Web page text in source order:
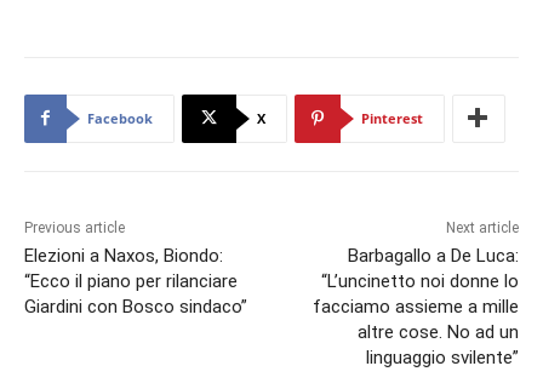
Facebook X Pinterest
Previous article
Elezioni a Naxos, Biondo:
“Ecco il piano per rilanciare
Giardini con Bosco sindaco”
Next article
Barbagallo a De Luca:
“L’uncinetto noi donne lo
facciamo assieme a mille
altre cose. No ad un
linguaggio svilente”